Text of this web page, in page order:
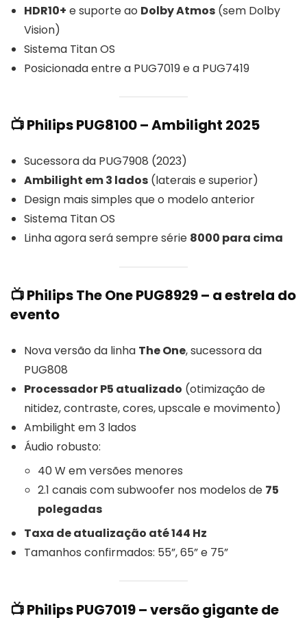
HDR10+ e suporte ao Dolby Atmos (sem Dolby
Vision)
Sistema Titan OS
Posicionada entre a PUG7019 e a PUG7419
📺 Philips PUG8100 – Ambilight 2025
Sucessora da PUG7908 (2023)
Ambilight em 3 lados (laterais e superior)
Design mais simples que o modelo anterior
Sistema Titan OS
Linha agora será sempre série 8000 para cima
📺 Philips The One PUG8929 – a estrela do
evento
Nova versão da linha The One, sucessora da
PUG808
Processador P5 atualizado (otimização de
nitidez, contraste, cores, upscale e movimento)
Ambilight em 3 lados
Áudio robusto:
40 W em versões menores
2.1 canais com subwoofer nos modelos de 75
polegadas
Taxa de atualização até 144 Hz
Tamanhos confirmados: 55”, 65” e 75”
📺 Philips PUG7019 – versão gigante de